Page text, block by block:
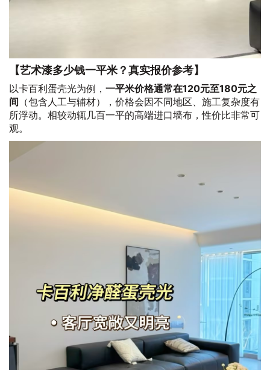
【艺术漆多少钱一平米？真实报价参考】
以卡百利蛋壳光为例， 一平米价格通常在120元至180元之
间 （包含人工与辅材），价格会因不同地区、施工复杂度有
所浮动。相较动辄几百一平的高端进口墙布，性价比非常可
观。